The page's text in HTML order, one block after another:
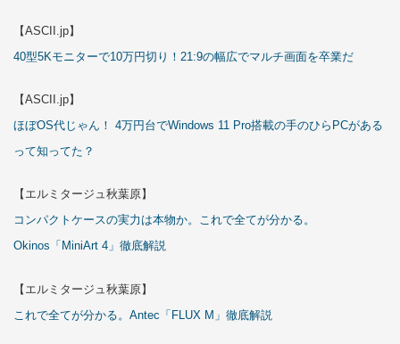
【ASCII.jp】
40型5Kモニターで10万円切り！21:9の幅広でマルチ画面を卒業だ
【ASCII.jp】
ほぼOS代じゃん！ 4万円台でWindows 11 Pro搭載の手のひらPCがある
って知ってた？
【エルミタージュ秋葉原】
コンパクトケースの実力は本物か。これで全てが分かる。
Okinos「MiniArt 4」徹底解説
【エルミタージュ秋葉原】
これで全てが分かる。Antec「FLUX M」徹底解説